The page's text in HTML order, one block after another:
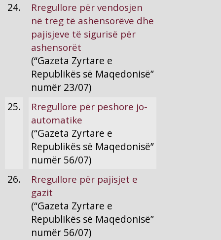
24.
Rregullore për vendosjen
në treg të ashensorëve dhe
pajisjeve të sigurisë për
ashensorët
(“Gazeta Zyrtare e
Republikës së Maqedonisë”
numër 23/07)
25.
Rregullore për peshore jo-
automatike
(“Gazeta Zyrtare e
Republikës së Maqedonisë”
numër 56/07)
26.
Rregullore për pajisjet e
gazit
(“Gazeta Zyrtare e
Republikës së Maqedonisë”
numër 56/07)